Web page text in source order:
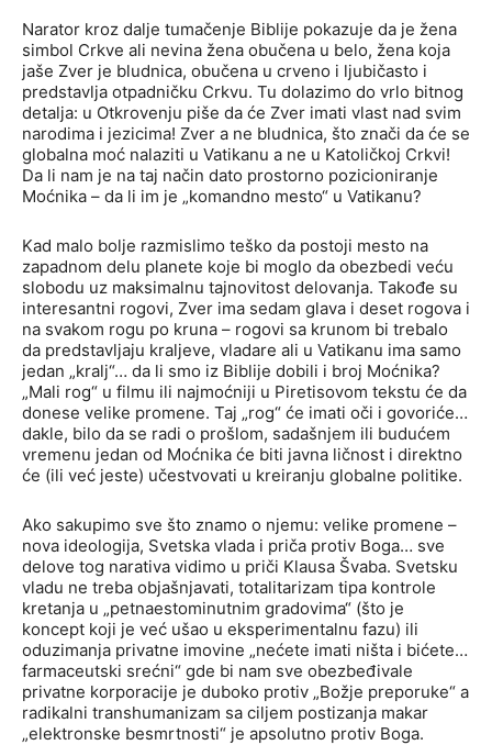
Narator kroz dalje tumačenje Biblije pokazuje da je žena
simbol Crkve ali nevina žena obučena u belo, žena koja
jaše Zver je bludnica, obučena u crveno i ljubičasto i
predstavlja otpadničku Crkvu. Tu dolazimo do vrlo bitnog
detalja: u Otkrovenju piše da će Zver imati vlast nad svim
narodima i jezicima! Zver a ne bludnica, što znači da će se
globalna moć nalaziti u Vatikanu a ne u Katoličkoj Crkvi!
Da li nam je na taj način dato prostorno pozicioniranje
Moćnika – da li im je „komandno mesto“ u Vatikanu?
Kad malo bolje razmislimo teško da postoji mesto na
zapadnom delu planete koje bi moglo da obezbedi veću
slobodu uz maksimalnu tajnovitost delovanja. Takođe su
interesantni rogovi, Zver ima sedam glava i deset rogova i
na svakom rogu po kruna – rogovi sa krunom bi trebalo
da predstavljaju kraljeve, vladare ali u Vatikanu ima samo
jedan „kralj“… da li smo iz Biblije dobili i broj Moćnika?
„Mali rog“ u filmu ili najmoćniji u Piretisovom tekstu će da
donese velike promene. Taj „rog“ će imati oči i govoriće…
dakle, bilo da se radi o prošlom, sadašnjem ili budućem
vremenu jedan od Moćnika će biti javna ličnost i direktno
će (ili već jeste) učestvovati u kreiranju globalne politike.
Ako sakupimo sve što znamo o njemu: velike promene –
nova ideologija, Svetska vlada i priča protiv Boga… sve
delove tog narativa vidimo u priči Klausa Švaba. Svetsku
vladu ne treba objašnjavati, totalitarizam tipa kontrole
kretanja u „petnaestominutnim gradovima“ (što je
koncept koji je već ušao u eksperimentalnu fazu) ili
oduzimanja privatne imovine „nećete imati ništa i bićete…
farmaceutski srećni“ gde bi nam sve obezbeđivale
privatne korporacije je duboko protiv „Božje preporuke“ a
radikalni transhumanizam sa ciljem postizanja makar
„elektronske besmrtnosti“ je apsolutno protiv Boga.